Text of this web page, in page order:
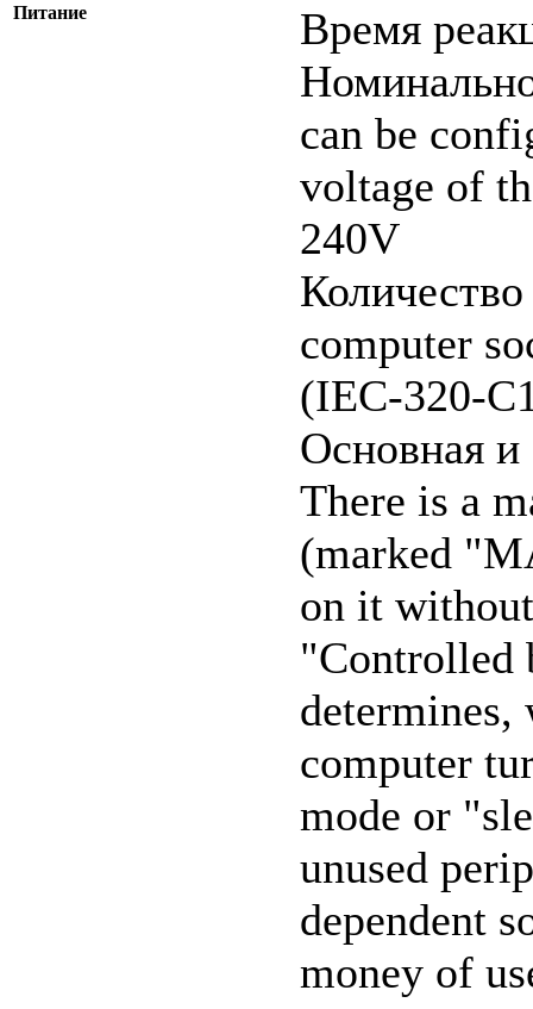
Питание
Время
can be
voltage of
240V
computer
(IEC-320-
Основная
There is a
(marked
on it
"Controlled
determines,
computer
mode or
unused
dependent
money of